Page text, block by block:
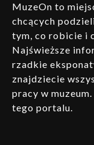
MuzeOn to
chcących
tym, co robicie i
Najświeższe
rzadkie
znajdziecie
pracy w
tego portalu.